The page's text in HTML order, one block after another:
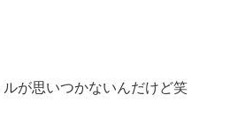
が思いつかないんだけど笑